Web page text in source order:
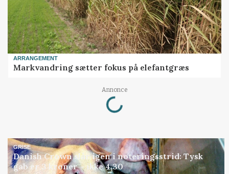
ARRANGEMENT
Markvandring sætter fokus på elefantgræs
Annonce
Loading...
GRISE
Danish Crown slår igen i noteringsstrid: Tysk
gab er 3 kroner – ikke 4,30